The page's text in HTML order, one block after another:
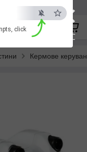
×
ESC
click
Кермове